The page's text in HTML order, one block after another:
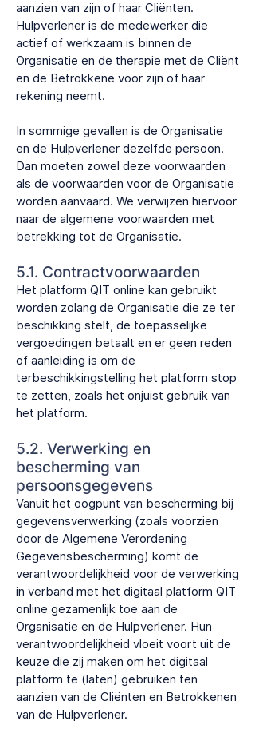
aanzien van zijn of haar Cliënten.
Hulpverlener is de medewerker die
actief of werkzaam is binnen de
Organisatie en de therapie met de Cliënt
en de Betrokkene voor zijn of haar
rekening neemt.
In sommige gevallen is de Organisatie
en de Hulpverlener dezelfde persoon.
Dan moeten zowel deze voorwaarden
als de voorwaarden voor de Organisatie
worden aanvaard. We verwijzen hiervoor
naar de algemene voorwaarden met
betrekking tot de Organisatie.
5.1. Contractvoorwaarden
​Het platform QIT online kan gebruikt
worden zolang de Organisatie die ze ter
beschikking stelt, de toepasselijke
vergoedingen betaalt en er geen reden
of aanleiding is om de
terbeschikkingstelling het platform stop
te zetten, zoals het onjuist gebruik van
het platform.
5.2. Verwerking en
bescherming van
persoonsgegevens​
Vanuit het oogpunt van bescherming bij
gegevensverwerking (zoals voorzien
door de Algemene Verordening
Gegevensbescherming) komt de
verantwoordelijkheid voor de verwerking
in verband met het digitaal platform QIT
online gezamenlijk toe aan de
Organisatie en de Hulpverlener. Hun
verantwoordelijkheid vloeit voort uit de
keuze die zij maken om het digitaal
platform te (laten) gebruiken ten
aanzien van de Cliënten en Betrokkenen
van de Hulpverlener.